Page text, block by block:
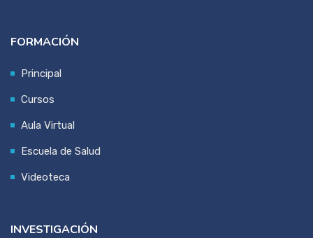
FORMACIÓN
Principal
Cursos
Aula Virtual
Escuela de Salud
Videoteca
INVESTIGACIÓN